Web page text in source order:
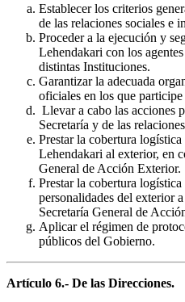
Establecer los criterios
de las relaciones sociales e
Proceder a la ejecución y
Lehendakari con los
distintas Instituciones.
Garantizar la adecuada
oficiales en los que
Llevar a cabo las acciones
Secretaría y de las
Prestar la cobertura
Lehendakari al exterior, en
General de Acción Exterior.
Prestar la cobertura
personalidades del exterior
Secretaría General de
Aplicar el régimen de
públicos del Gobierno.
Artículo 6.- De las Direcciones.